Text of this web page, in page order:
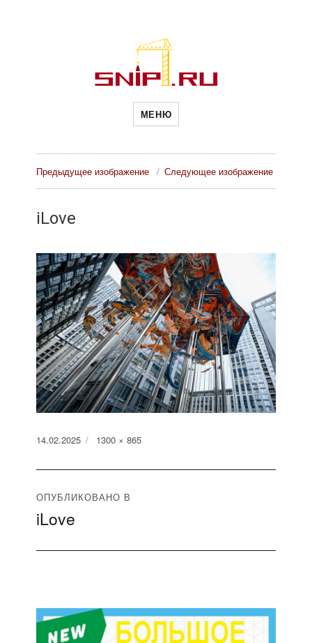
Новости
другие связанные со стройкой
МЕНЮ
Предыдущее изображение Следующее изображение
iLove
Опубликовано
14.02.2025
Полный
1300 × 865
Навигация
по
записям
ОПУБЛИКОВАНО В
iLove